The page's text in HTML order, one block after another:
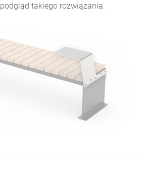
podgląd takiego rozwiązania.